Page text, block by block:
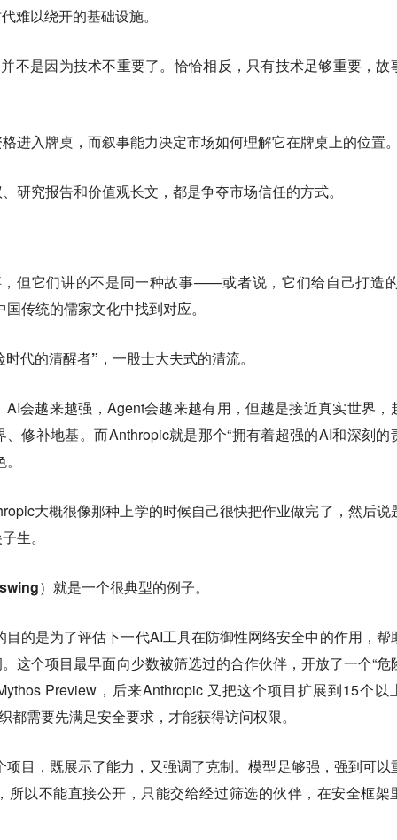
难以绕开的基础设施。
不是因为技术不重要了。恰恰相反，只有技术足够重要，故
进入牌桌，而叙事能力决定市场如何理解它在牌桌上的位置。
研究报告和价值观长文，都是争夺市场信任的方式。
但它们讲的不是同一种故事——或者说，它们给自己打造
传统的儒家文化中找到对应。
代的清醒者”，一股士大夫式的清流。
会越来越强，Agent会越来越有用，但越是接近真实世界，
修补地基。而Anthropic就是那个“拥有着超强的AI和深刻的
大概很像那种上学的时候自己很快把作业做完了，然后说
生。
）就是一个很典型的例子。
的是为了评估下一代AI工具在防御性网络安全中的作用，帮
这个项目最早面向少数被筛选过的合作伙伴，开放了一个“危
Preview，后来Anthropic 又把这个项目扩展到15个以
需要先满足安全要求，才能获得访问权限。
目，既展示了能力，又强调了克制。模型足够强，强到可以
所以不能直接公开，只能交给经过筛选的伙伴，在安全框架